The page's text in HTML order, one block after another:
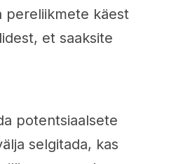
pereliikmete käest
et saaksite
potentsiaalsete
selgitada, kas